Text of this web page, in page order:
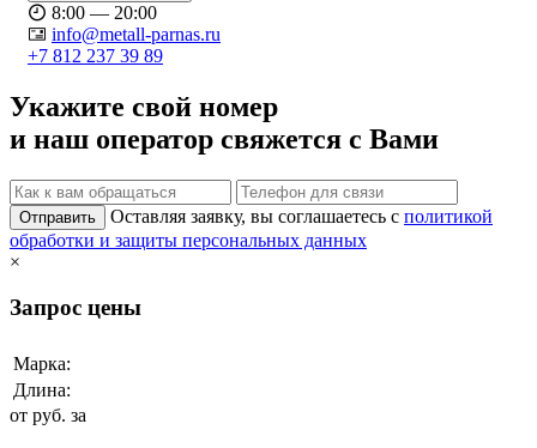
8:00 — 20:00
info@metall-parnas.ru
+7 812 237 39 89
Укажите свой номер
и наш оператор свяжется с Вами
Отправить Оставляя заявку, вы соглашаетесь с политикой
обработки и защиты персональных данных
×
Запрос цены
Марка:
Длина:
от руб. за